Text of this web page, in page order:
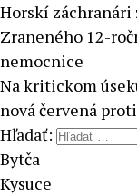
Horskí záchranári
Zraneného 12-
nemocnice
Na kritickom
nová červená
Hľadať:
Bytča
Kysuce